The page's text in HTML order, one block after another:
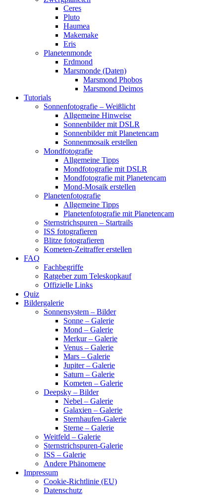
Ceres
Pluto
Haumea
Makemake
Eris
Planetenmonde
Erdmond
Marsmonde (Daten)
Marsmond Phobos
Marsmond Deimos
Tutorials
Sonnenfotografie – Weißlicht
Allgemeine Hinweise
Sonnenbilder mit DSLR
Sonnenbilder mit Planetencam
Sonnenmosaik erstellen
Mondfotografie
Allgemeine Tipps
Mondfotografie mit DSLR
Mondfotografie mit Planetencam
Mond-Mosaik erstellen
Planetenfotografie
Allgemeine Tipps
Planetenfotografie mit Planetencam
Sternstrichspuren – Startrails
ISS fotografieren
Blitze fotografieren
Kometen-Zeitraffer erstellen
FAQ
Fachbegriffe
Ratgeber zum Teleskopkauf
Offizielle Links
Quiz
Bildergalerie
Sonnensystem – Bilder
Sonne – Galerie
Mond – Galerie
Merkur – Galerie
Venus – Galerie
Mars – Galerie
Jupiter – Galerie
Saturn – Galerie
Kometen – Galerie
Deepsky – Bilder
Nebel – Galerie
Galaxien – Galerie
Sternhaufen-Galerie
Sterne – Galerie
Weitfeld – Galerie
Sternstrichspuren-Galerie
ISS – Galerie
Andere Phänomene
Impressum
Cookie-Richtlinie (EU)
Datenschutz